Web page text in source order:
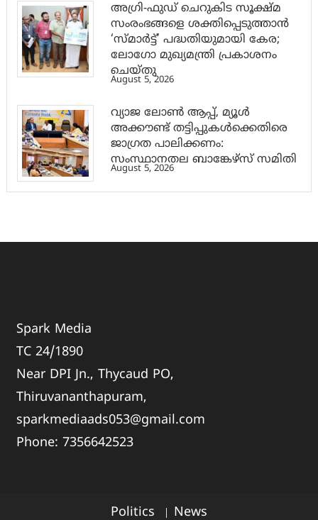
അഗ്രി-ഫുഡ് ചെറുകിട സൂക്ഷ്മ
സംരംഭങ്ങളെ ശക്തിപ്പെടുത്താന്‍
‘സ്മാര്‍ട്ട്’ പദ്ധതിയുമായി കേര;
ലോഗോ മുഖ്യമന്ത്രി പ്രകാശനം
ചെയ്തു
August 5, 2026
വ്യാജ ലോൺ ആപ്പ്, മ്യൂൾ
അക്കൗണ്ട് തട്ടിപ്പുകൾക്കെതിരെ
ജാ​ഗ്രത പാലിക്കണം:
സംസ്ഥാനതല ബാങ്കേഴ്സ് സമിതി
August 5, 2026
Spark Media
TC 24/1890
Near DPI Jn., Thycaud PO,
Thiruvananthapuram,
sparkmediaads053@gmail.com
Phone:7356642523
Politics News